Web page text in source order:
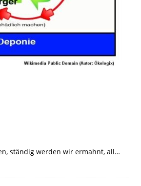
ständig werden wir ermahnt, all…